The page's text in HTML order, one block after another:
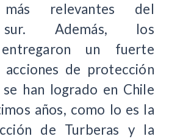
más relevantes del
sur. Además, los
entregaron un fuerte
de protección
han logrado en Chile
años, como lo es la
de Turberas y la